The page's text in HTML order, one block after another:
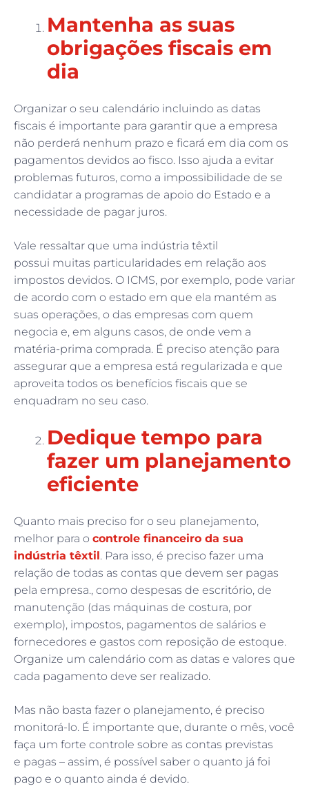
Mantenha as suas
obrigações fiscais em
dia
Organizar o seu calendário incluindo as datas
fiscais é importante para garantir que a empresa
não perderá nenhum prazo e ficará em dia com os
pagamentos devidos ao fisco. Isso ajuda a evitar
problemas futuros, como a impossibilidade de se
candidatar a programas de apoio do Estado e a
necessidade de pagar juros.
Vale ressaltar que uma indústria têxtil
possui muitas particularidades em relação aos
impostos devidos. O ICMS, por exemplo, pode variar
de acordo com o estado em que ela mantém as
suas operações, o das empresas com quem
negocia e, em alguns casos, de onde vem a
matéria-prima comprada. É preciso atenção para
assegurar que a empresa está regularizada e que
aproveita todos os benefícios fiscais que se
enquadram no seu caso.
Dedique tempo para
fazer um planejamento
eficiente
Quanto mais preciso for o seu planejamento,
melhor para o controle financeiro da sua
indústria têxtil. Para isso, é preciso fazer uma
relação de todas as contas que devem ser pagas
pela empresa., como despesas de escritório, de
manutenção (das máquinas de costura, por
exemplo), impostos, pagamentos de salários e
fornecedores e gastos com reposição de estoque.
Organize um calendário com as datas e valores que
cada pagamento deve ser realizado.
Mas não basta fazer o planejamento, é preciso
monitorá-lo. É importante que, durante o mês, você
faça um forte controle sobre as contas previstas
e pagas – assim, é possível saber o quanto já foi
pago e o quanto ainda é devido.